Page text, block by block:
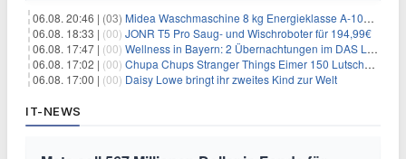
06.08. 20:46 | (03) Midea Waschmaschine 8 kg Energieklasse A-10% 1400 U/Min für 289,97€
06.08. 18:33 | (00) JONR T5 Pro Saug- und Wischroboter für 194,99€
06.08. 17:47 | (00) Wellness in Bayern: 2 Übernachtungen im DAS LUDWIG Sports Resort inkl. HP + Wellness ab 174€ p.P.
06.08. 17:02 | (00) Chupa Chups Stranger Things Eimer 150 Lutscher für 21,95€
06.08. 17:00 | (00) Daisy Lowe bringt ihr zweites Kind zur Welt
IT-NEWS